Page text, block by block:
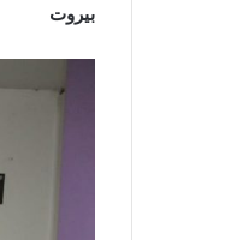
بيروت